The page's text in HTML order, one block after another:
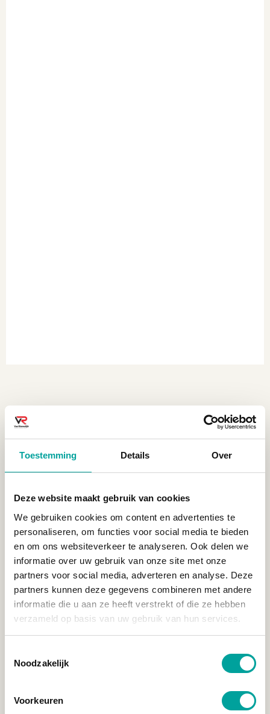
Toestemming Details Over
Deze website maakt gebruik van cookies
We gebruiken cookies om content en advertenties te
personaliseren, om functies voor social media te bieden
en om ons websiteverkeer te analyseren. Ook delen we
informatie over uw gebruik van onze site met onze
partners voor social media, adverteren en analyse. Deze
partners kunnen deze gegevens combineren met andere
informatie die u aan ze heeft verstrekt of die ze hebben
verzameld op basis van uw gebruik van hun services.
Noodzakelijk
Voorkeuren
Offerte aanvragen.
Wij plannen alles in.
Wij voeren het werk uit.
Jij hoeft alleen nog te genieten.